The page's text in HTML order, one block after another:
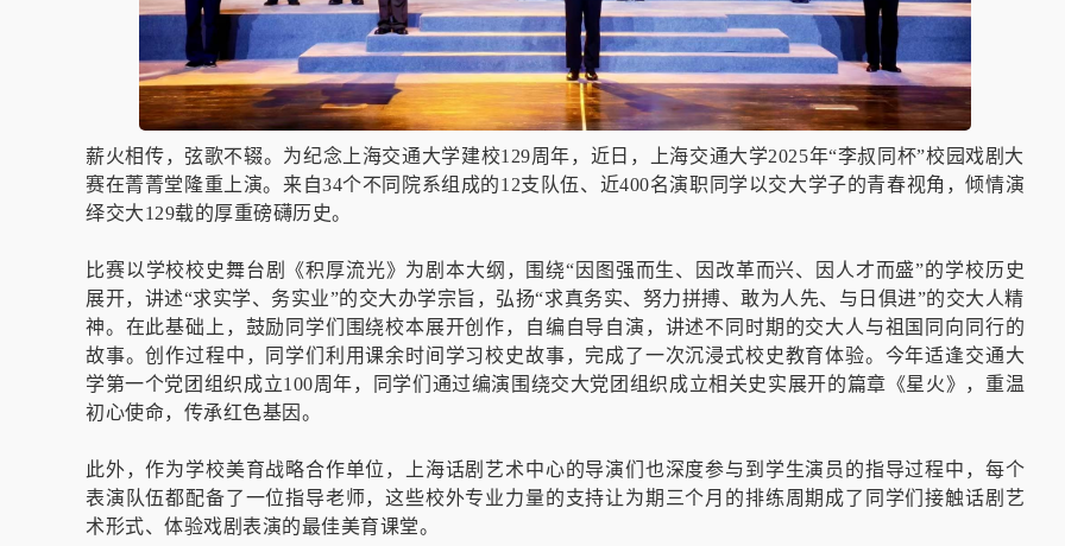
薪火相传，弦歌不辍。为纪念上海交通大学建校129周年，近日，上海交通大学2025年“李叔同杯”校园戏剧大
赛在菁菁堂隆重上演。来自34个不同院系组成的12支队伍、近400名演职同学以交大学子的青春视角，倾情演
绎交大129载的厚重磅礴历史。
比赛以学校校史舞台剧《积厚流光》为剧本大纲，围绕“因图强而生、因改革而兴、因人才而盛”的学校历史
展开，讲述“求实学、务实业”的交大办学宗旨，弘扬“求真务实、努力拼搏、敢为人先、与日俱进”的交大人精
神。在此基础上，鼓励同学们围绕校本展开创作，自编自导自演，讲述不同时期的交大人与祖国同向同行的
故事。创作过程中，同学们利用课余时间学习校史故事，完成了一次沉浸式校史教育体验。今年适逢交通大
学第一个党团组织成立100周年，同学们通过编演围绕交大党团组织成立相关史实展开的篇章《星火》，重温
初心使命，传承红色基因。
此外，作为学校美育战略合作单位，上海话剧艺术中心的导演们也深度参与到学生演员的指导过程中，每个
表演队伍都配备了一位指导老师，这些校外专业力量的支持让为期三个月的排练周期成了同学们接触话剧艺
术形式、体验戏剧表演的最佳美育课堂。